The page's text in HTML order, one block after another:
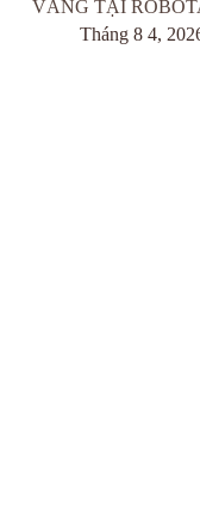
VÀNG TẠI
Tháng 8 4,